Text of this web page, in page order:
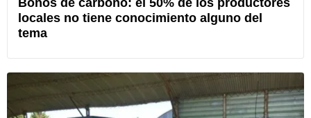
locales no tiene conocimiento alguno del
tema